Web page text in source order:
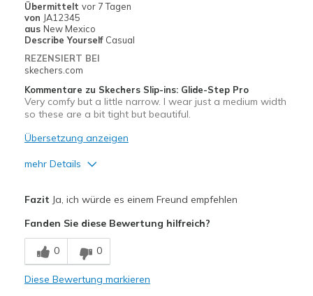
View On Shoes
I'm Into Shoes
Übermittelt vor 7 Tagen
von JA12345
aus New Mexico
Describe Yourself Casual
REZENSIERT BEI
skechers.com
Kommentare zu Skechers Slip-ins: Glide-Step Pro
Very comfy but a little narrow. I wear just a medium width
so these are a bit tight but beautiful.
Übersetzung anzeigen
mehr Details
Breathe Well
Comfortable
Fazit Ja, ich würde es einem Freund empfehlen
Fanden Sie diese Bewertung hilfreich?
0 0
Diese Bewertung markieren